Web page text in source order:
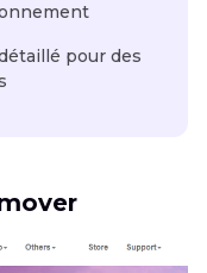
pour des